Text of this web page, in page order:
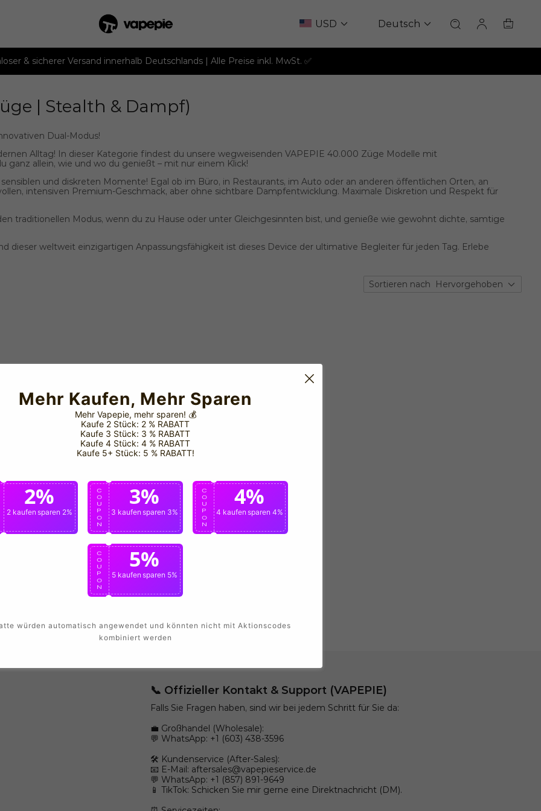
USD Deutsch
& sicherer Versand innerhalb Deutschlands | Alle Preise inkl. MwSt. ✅
| Stealth & Dampf)
Dual-Modus!
Alltag! In dieser Kategorie findest du unsere wegweisenden VAPEPIE 40.000 Züge Modelle mit
ganz allein, wie und wo du genießt – mit nur einem Klick!
und diskreten Momente! Egal ob im Büro, in Restaurants, im Auto oder an anderen öffentlichen Orten, an
intensiven Premium-Geschmack, aber ohne sichtbare Dampfentwicklung. Maximale Diskretion und Respekt für
traditionellen Modus, wenn du zu Hause oder unter Gleichgesinnten bist, und genieße wie gewohnt dichte, samtige
dieser weltweit einzigartigen Anpassungsfähigkeit ist dieses Device der ultimative Begleiter für jeden Tag. Erlebe
Sortieren nach Hervorgehoben
<< < 1 > >>
📞 Offizieller Kontakt & Support (VAPEPIE)
Falls Sie Fragen haben, sind wir bei jedem Schritt für Sie da:
💼 Großhandel (Wholesale):
💬 WhatsApp: +1 (603) 438-3596
🛠️ Kundenservice (After-Sales):
📧 E-Mail: aftersales@vapepieservice.de
💬 WhatsApp: +1 (857) 891-9649
📱 TikTok: Schicken Sie mir gerne eine Direktnachricht (DM).
Mehr Kaufen, Mehr Sparen
Mehr Vapepie, mehr sparen! 💰
Kaufe 2 Stück: 2 % RABATT
Kaufe 3 Stück: 3 % RABATT
Kaufe 4 Stück: 4 % RABATT
Kaufe 5+ Stück: 5 % RABATT!
2%
2 kaufen sparen 2%
C
O
U
P
O
N
3%
3 kaufen sparen 3%
C
O
U
P
O
N
4%
4 kaufen sparen 4%
C
O
U
P
O
N
5%
5 kaufen sparen 5%
würden automatisch angewendet und könnten nicht mit Aktionscodes
kombiniert werden